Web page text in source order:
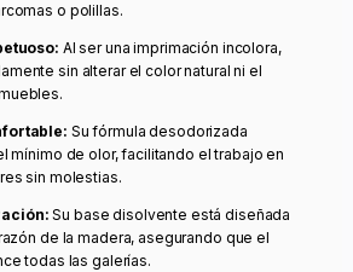
o polillas.
Al ser una imprimación incolora,
sin alterar el color natural ni el
Su fórmula desodorizada
mínimo de olor, facilitando el trabajo en
sin molestias.
Su base disolvente está diseñada
de la madera, asegurando que el
todas las galerías.